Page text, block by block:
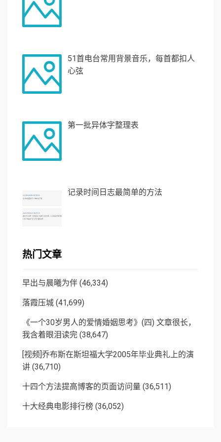
51首电台常用背景音乐，每首都扣人
心弦
第一批异体字整理表
记录时间日志最简单的方法
热门文章
早出与晨曦为伴 (46,334)
落霞压城 (41,699)
《一个30岁男人的爱情婚姻思考》(四) 文章很长，
我含着眼泪读完 (38,647)
[视频]乔布斯在斯坦福大学2005年毕业典礼上的演
讲 (36,710)
十四个方法提高博客的页面访问量 (36,511)
十大经典电影排行榜 (36,052)